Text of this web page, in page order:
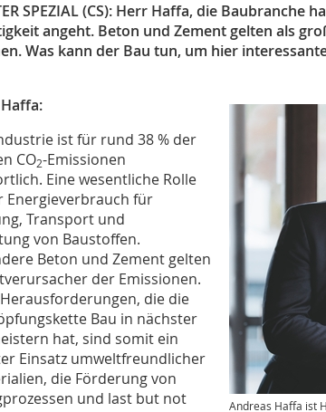
SPEZIAL (CS): Herr Haffa, die Baubranche
angeht. Beton und Zement gelten als
Was kann der Bau tun, um hier
Andreas Haffa ist
ist für rund 38 % der
CO2-Emissionen
Eine wesentliche Rolle
Energieverbrauch für
Transport und
von Baustoffen.
Beton und Zement gelten
der Emissionen.
die die
Bau in nächster
hat, sind somit ein
Einsatz umweltfreundlicher
die Förderung von
und last but not